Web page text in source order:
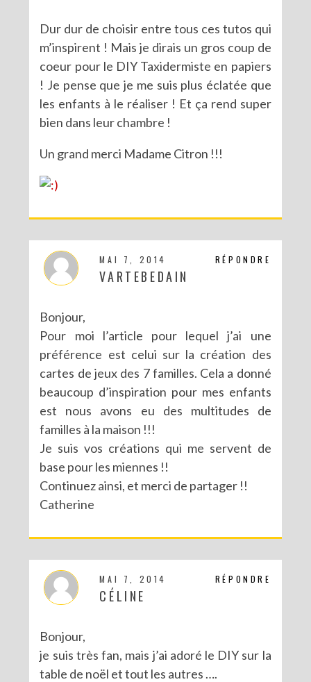
Dur dur de choisir entre tous ces tutos qui
m’inspirent ! Mais je dirais un gros coup de
coeur pour le DIY Taxidermiste en papiers
! Je pense que je me suis plus éclatée que
les enfants à le réaliser ! Et ça rend super
bien dans leur chambre !
Un grand merci Madame Citron !!!
RÉPONDRE
MAI 7, 2014
VARTEBEDAIN
Bonjour,
Pour moi l’article pour lequel j’ai une
préférence est celui sur la création des
cartes de jeux des 7 familles. Cela a donné
beaucoup d’inspiration pour mes enfants
est nous avons eu des multitudes de
familles à la maison !!!
Je suis vos créations qui me servent de
base pour les miennes !!
Continuez ainsi, et merci de partager !!
Catherine
RÉPONDRE
MAI 7, 2014
CÉLINE
Bonjour,
je suis très fan, mais j’ai adoré le DIY sur la
table de noël et tout les autres ….